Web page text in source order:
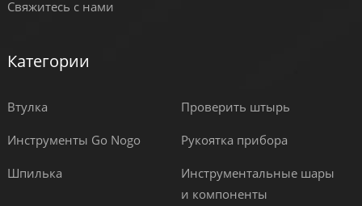
Свяжитесь с нами
Категории
Втулка Проверить штырь
Инструменты Go Nogo Рукоятка прибора
Шпилька
Инструментальные шары
и компоненты